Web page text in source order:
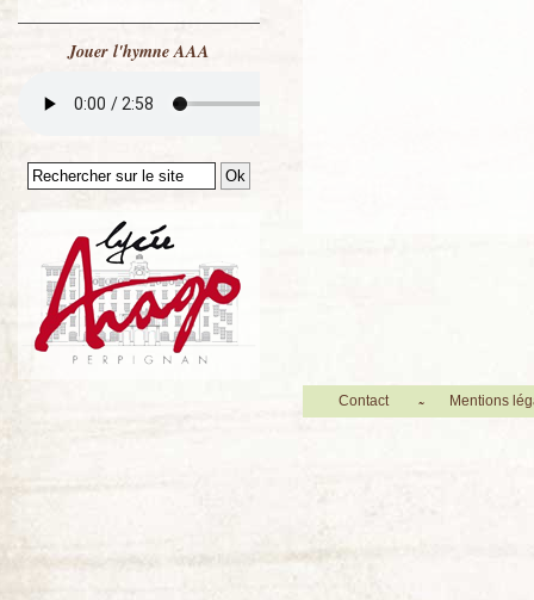
Jouer l'hymne AAA
Contact Mentions